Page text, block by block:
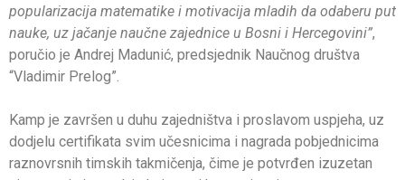
popularizacija matematike i motivacija mladih da odaberu put
nauke, uz jačanje naučne zajednice u Bosni i Hercegovini”,
poručio je Andrej Madunić, predsjednik Naučnog društva
“Vladimir Prelog”.
Kamp je završen u duhu zajedništva i proslavom uspjeha, uz
dodjelu certifikata svim učesnicima i nagrada pobjednicima
raznovrsnih timskih takmičenja, čime je potvrđen izuzetan